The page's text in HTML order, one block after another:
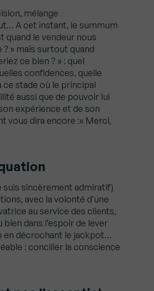
mélange
A cet instant, le summum
quand le vendeur nous
» mais surtout quand
ce bien ? » : quel
confidences, quelle
stade où le principal
aussi que de pouvoir lui
expérience et de son
vous dira encore :« Merci,
suis sincèrement admiratif)
avec la volonté d’une
au service des clients,
dans l’espoir de lever
en décrochant le jackpot…
: concilier la conscience